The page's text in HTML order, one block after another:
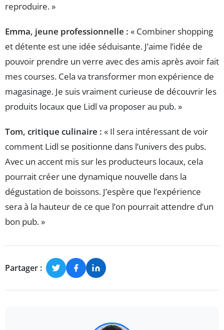
reproduire. »
Emma, jeune professionnelle : « Combiner shopping
et détente est une idée séduisante. J’aime l’idée de
pouvoir prendre un verre avec des amis après avoir fait
mes courses. Cela va transformer mon expérience de
magasinage. Je suis vraiment curieuse de découvrir les
produits locaux que Lidl va proposer au pub. »
Tom, critique culinaire : « Il sera intéressant de voir
comment Lidl se positionne dans l’univers des pubs.
Avec un accent mis sur les producteurs locaux, cela
pourrait créer une dynamique nouvelle dans la
dégustation de boissons. J’espère que l’expérience
sera à la hauteur de ce que l’on pourrait attendre d’un
bon pub. »
Partager :